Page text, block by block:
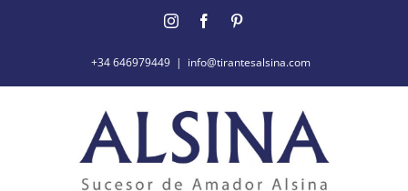
InstagramFacebook
+34 646979449 | info@tirantesalsina.com